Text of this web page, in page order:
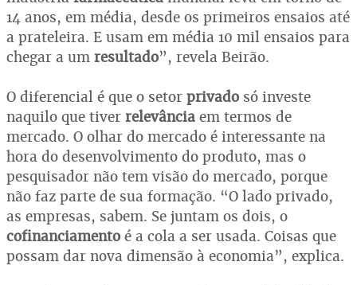
14 anos, em média, desde os primeiros ensaios até
a prateleira. E usam em média 10 mil ensaios para
chegar a um resultado”, revela Beirão.
O diferencial é que o setor privado só investe
naquilo que tiver relevância em termos de
mercado. O olhar do mercado é interessante na
hora do desenvolvimento do produto, mas o
pesquisador não tem visão do mercado, porque
não faz parte de sua formação. “O lado privado,
as empresas, sabem. Se juntam os dois, o
cofinanciamento é a cola a ser usada. Coisas que
possam dar nova dimensão à economia”, explica.